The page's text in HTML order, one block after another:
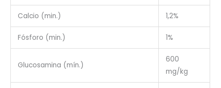
Calcio (min.) 1,2%
Fósforo (min.) 1%
Glucosamina (mín.)
600
mg/kg